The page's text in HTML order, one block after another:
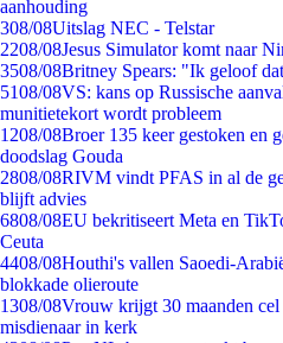
aanhouding
308/08Uitslag NEC - Telstar
2208/08Jesus Simulator komt naar
3508/08Britney Spears: "Ik geloof
5108/08VS: kans op Russische
munitietekort wordt probleem
1208/08Broer 135 keer gestoken en
doodslag Gouda
2808/08RIVM vindt PFAS in al de
blijft advies
6808/08EU bekritiseert Meta en
Ceuta
4408/08Houthi's vallen Saoedi-
blokkade olieroute
1308/08Vrouw krijgt 30 maanden
misdienaar in kerk